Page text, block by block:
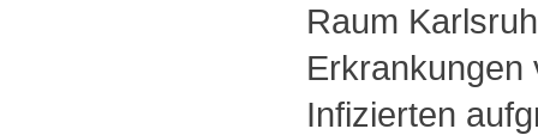
Raum
Erkrankungen
Infizierten